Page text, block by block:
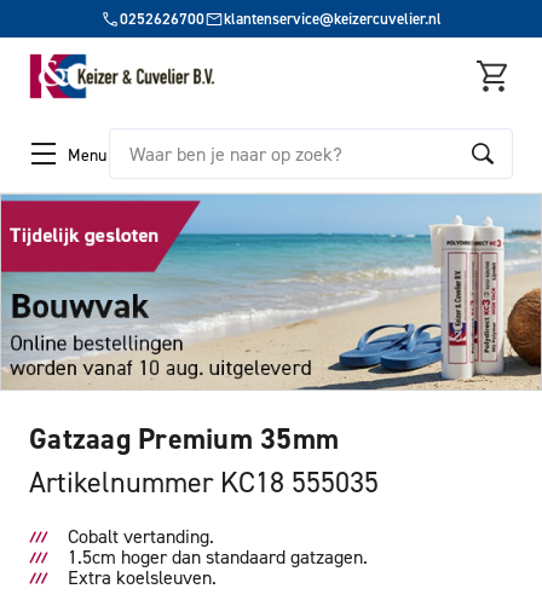
0252626700 klantenservice@keizercuvelier.nl
Menu Zoeken
Gatzaag Premium 35mm
Artikelnummer KC18 555035
Cobalt vertanding.
1.5cm hoger dan standaard gatzagen.
Extra koelsleuven.